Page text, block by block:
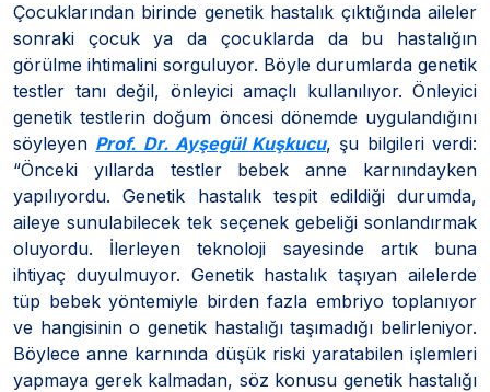
Çocuklarından birinde genetik hastalık çıktığında aileler
sonraki çocuk ya da çocuklarda da bu hastalığın
görülme ihtimalini sorguluyor. Böyle durumlarda genetik
testler tanı değil, önleyici amaçlı kullanılıyor. Önleyici
genetik testlerin doğum öncesi dönemde uygulandığını
söyleyen Prof. Dr. Ayşegül Kuşkucu, şu bilgileri verdi:
“Önceki yıllarda testler bebek anne karnındayken
yapılıyordu. Genetik hastalık tespit edildiği durumda,
aileye sunulabilecek tek seçenek gebeliği sonlandırmak
oluyordu. İlerleyen teknoloji sayesinde artık buna
ihtiyaç duyulmuyor. Genetik hastalık taşıyan ailelerde
tüp bebek yöntemiyle birden fazla embriyo toplanıyor
ve hangisinin o genetik hastalığı taşımadığı belirleniyor.
Böylece anne karnında düşük riski yaratabilen işlemleri
yapmaya gerek kalmadan, söz konusu genetik hastalığı